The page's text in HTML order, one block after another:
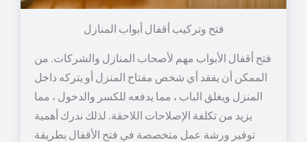
فتح وتركيب أقفال أبواب المنازل
فتح أقفال الأبواب مهم لأصحاب المنازل والشركات. من
الممكن أن يفقد أي شخص مفتاح المنزل أو يتركه داخل
المنزل ويغلق الباب ، مما يدفعه للكسر والدخول ، مما
يزيد من تكلفة الإصلاحات اللاحقة. لذلك ندرك أهمية
توفير ورشة عمل متخصصة في فتح الأقفال بطريقة